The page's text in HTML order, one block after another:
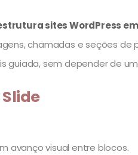
sites WordPress
chamadas e seções
guiada, sem depender de
avanço visual entre blocos.